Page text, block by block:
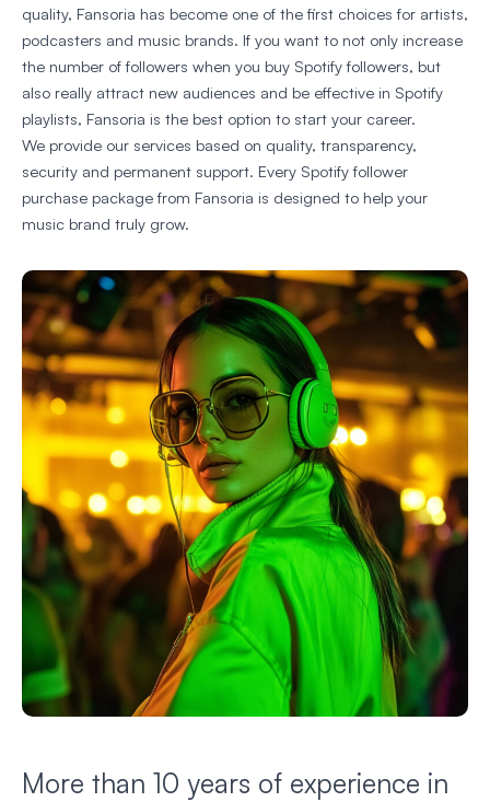
quality, Fansoria has become one of the first choices for artists,
podcasters and music brands. If you want to not only increase
the number of followers when you buy Spotify followers, but
also really attract new audiences and be effective in Spotify
playlists, Fansoria is the best option to start your career.
We provide our services based on quality, transparency,
security and permanent support. Every Spotify follower
purchase package from Fansoria is designed to help your
music brand truly grow.
More than 10 years of experience in